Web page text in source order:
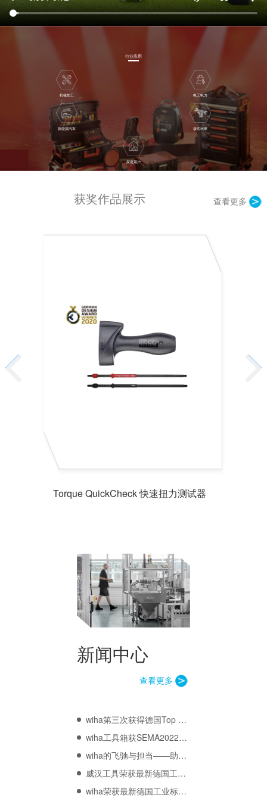
行业应用
机械加工 电工电力
新能源汽车 极客玩家
家庭用户
获奖作品展示 查看更多
Torque QuickCheck 快速扭力测试器
新闻中心
查看更多
wiha第三次获得德国Top 100创新奖
wiha工具箱获SEMA2022全球媒体奖
wiha的飞驰与担当——助力西班牙洛尔卡高地拉力赛
威汉工具荣获最新德国工业标准ISO认证2021
wiha荣获最新德国工业标准ISO认证